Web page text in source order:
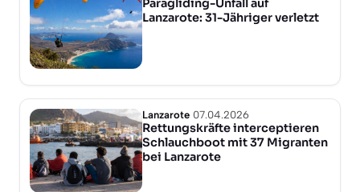
Paragliding-Unfall auf
Lanzarote: 31-Jähriger verletzt
Lanzarote 07.04.2026
Rettungskräfte interceptieren
Schlauchboot mit 37 Migranten
bei Lanzarote